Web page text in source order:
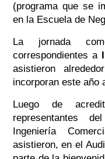
(programa que se
en la Escuela de
La jornada
correspondientes a
asistieron
incorporan este año
Luego de
representantes
Ingeniería
asistieron, en el